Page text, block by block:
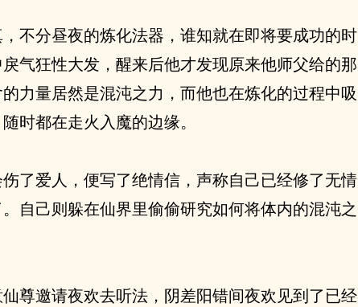
不分昼夜的炼化法器，谁知就在即将要成功的时
气狂性大发，醒来后他才发现原来他师父给的那
力量居然是混沌之力，而他也在炼化的过程中吸
时都在走火入魔的边缘。
了爱人，便写了绝情信，声称自己已经修了无情
自己则躲在仙界里偷偷研究如何将体内的混沌之
尊邀请夜欢去听法，阴差阳错间夜欢见到了已经